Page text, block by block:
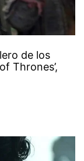
de los
Thrones’,